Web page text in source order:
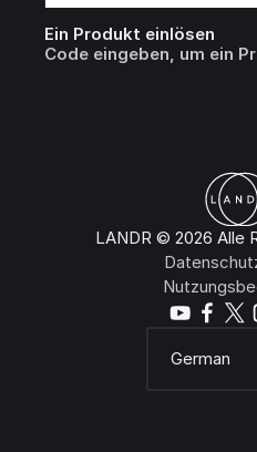
Ein Produkt einlösen
Code eingeben, um ein
LANDR © 2026 Alle
German